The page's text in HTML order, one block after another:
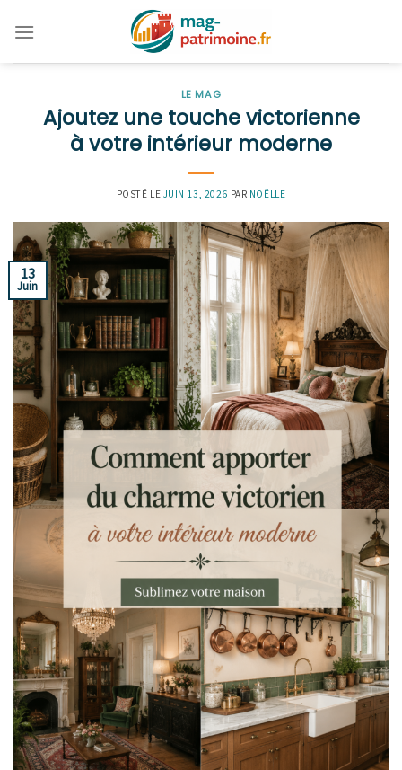
LE MAG
Ajoutez une touche victorienne
à votre intérieur moderne
POSTÉ LE JUIN 13, 2026 PAR NOËLLE
13
Juin